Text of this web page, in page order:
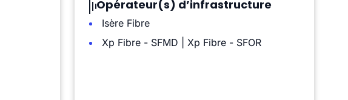
Opérateur(s) d’infrastructure
Isère Fibre
Xp Fibre - SFMD | Xp Fibre - SFOR